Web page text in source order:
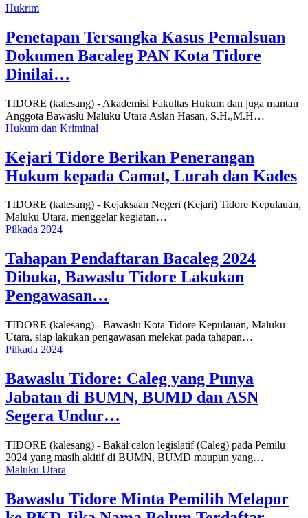
Hukrim
Penetapan Tersangka Kasus Pemalsuan
Dokumen Bacaleg PAN Kota Tidore
Dinilai…
TIDORE (kalesang) - Akademisi Fakultas Hukum dan juga mantan
Anggota Bawaslu Maluku Utara Aslan Hasan, S.H.,M.H…
Hukum dan Kriminal
Kejari Tidore Berikan Penerangan
Hukum kepada Camat, Lurah dan Kades
TIDORE (kalesang) - Kejaksaan Negeri (Kejari) Tidore Kepulauan,
Maluku Utara, menggelar kegiatan…
Pilkada 2024
Tahapan Pendaftaran Bacaleg 2024
Dibuka, Bawaslu Tidore Lakukan
Pengawasan…
TIDORE (kalesang) - Bawaslu Kota Tidore Kepulauan, Maluku
Utara, siap lakukan pengawasan melekat pada tahapan…
Pilkada 2024
Bawaslu Tidore: Caleg yang Punya
Jabatan di BUMN, BUMD dan ASN
Segera Undur…
TIDORE (kalesang) - Bakal calon legislatif (Caleg) pada Pemilu
2024 yang masih akitif di BUMN, BUMD maupun yang…
Maluku Utara
Bawaslu Tidore Minta Pemilih Melapor